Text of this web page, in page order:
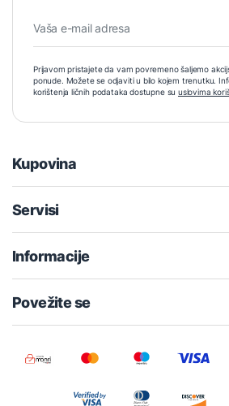
Prijavom pristajete da vam povremeno šaljemo
ponude. Možete se odjaviti u bilo kojem trenutku.
korištenja ličnih podataka dostupne su uslovima
Kupovina
Servisi
Informacije
Povežite se